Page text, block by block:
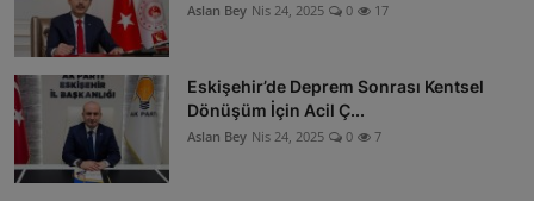
Aslan Bey Nis 24, 2025 0 17
Eskişehir’de Deprem Sonrası Kentsel
Dönüşüm İçin Acil Ç...
Aslan Bey Nis 24, 2025 0 7